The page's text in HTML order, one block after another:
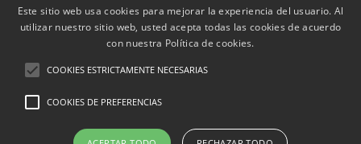
La entidadASOCIACIÓN DUERO VIDA
en el Registro Nacional de Asociaciones: Sección: 1ª /
Este sitio web usa cookies para mejorar la experiencia del usuario. Al
utilizar nuestro sitio web, usted acepta todas las cookies de acuerdo
con nuestra Política de cookies.
COOKIES ESTRICTAMENTE NECESARIAS
COOKIES DE PREFERENCIAS